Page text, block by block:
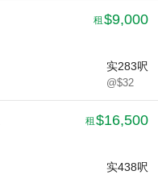
租 $9,000
实283呎
@$32
租 $16,500
实438呎